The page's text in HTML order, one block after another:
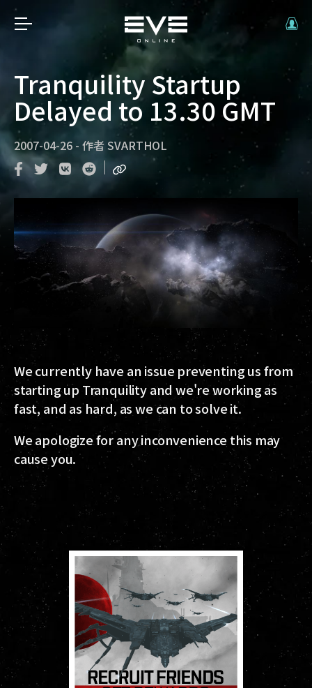
Tranquility Startup
Delayed to 13.30 GMT
2007-04-26 - 作者 SVARTHOL
We currently have an issue preventing us from
starting up Tranquility and we're working as
fast, and as hard, as we can to solve it.
We apologize for any inconvenience this may
cause you.